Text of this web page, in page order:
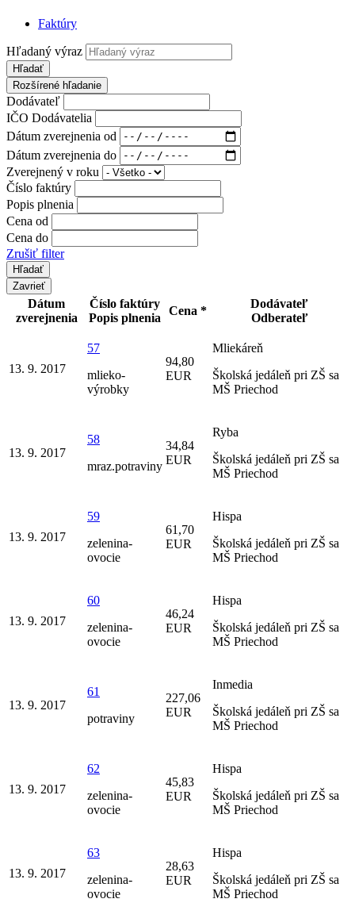
Faktúry
Hľadaný výraz
Hľadať
Rozšírené hľadanie
Dodávateľ
IČO Dodávatelia
Dátum zverejnenia od
Dátum zverejnenia do
Zverejnený v roku
Číslo faktúry
Popis plnenia
Cena od
Cena do
Zrušiť filter
Zavrieť
Dátum
zverejnenia
Číslo faktúry
Popis plnenia
Cena *
Dodávateľ
Odberateľ
13. 9. 2017
57
mlieko-
výrobky
94,80
EUR
Mliekáreň
Školská jedáleň pri ZŠ sa
MŠ Priechod
13. 9. 2017
58
mraz.potraviny
34,84
EUR
Ryba
Školská jedáleň pri ZŠ sa
MŠ Priechod
13. 9. 2017
59
zelenina-
ovocie
61,70
EUR
Hispa
Školská jedáleň pri ZŠ sa
MŠ Priechod
13. 9. 2017
60
zelenina-
ovocie
46,24
EUR
Hispa
Školská jedáleň pri ZŠ sa
MŠ Priechod
13. 9. 2017
61
potraviny
227,06
EUR
Inmedia
Školská jedáleň pri ZŠ sa
MŠ Priechod
13. 9. 2017
62
zelenina-
ovocie
45,83
EUR
Hispa
Školská jedáleň pri ZŠ sa
MŠ Priechod
13. 9. 2017
63
zelenina-
ovocie
28,63
EUR
Hispa
Školská jedáleň pri ZŠ sa
MŠ Priechod